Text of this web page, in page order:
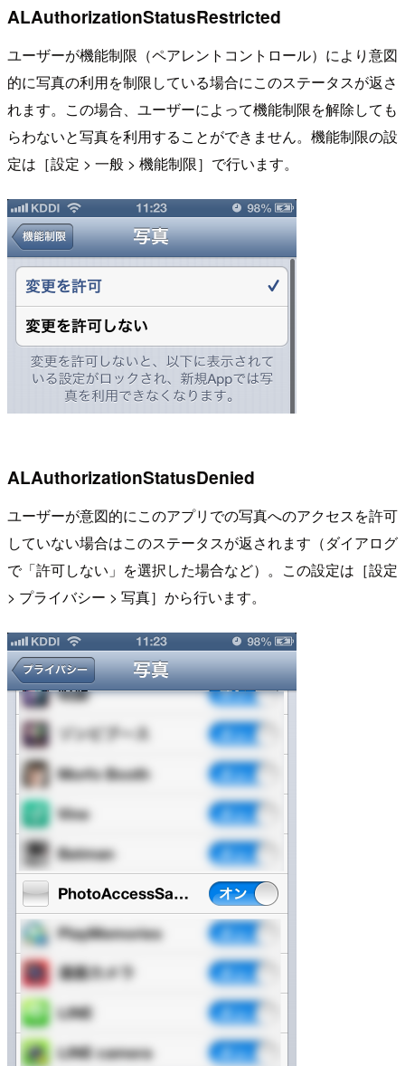
ALAuthorizationStatusRestricted
ユーザーが機能制限（ペアレントコントロール）により意図
的に写真の利用を制限している場合にこのステータスが返さ
れます。この場合、ユーザーによって機能制限を解除しても
らわないと写真を利用することができません。機能制限の設
定は［設定 > 一般 > 機能制限］で行います。
ALAuthorizationStatusDenied
ユーザーが意図的にこのアプリでの写真へのアクセスを許可
していない場合はこのステータスが返されます（ダイアログ
で「許可しない」を選択した場合など）。この設定は［設定
> プライバシー > 写真］から行います。